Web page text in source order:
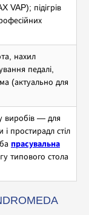
VAP); підігрів
нахил
педалі,
(актуально для
виробів — для
і простирадл стіл
прасувальна
типового стола